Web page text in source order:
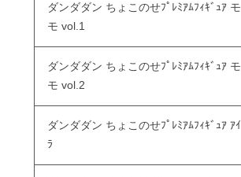
ダンダダン ちょこのせﾌﾟﾚﾐｱﾑﾌｨｷﾞｭｱ モ
モ vol.1
ダンダダン ちょこのせﾌﾟﾚﾐｱﾑﾌｨｷﾞｭｱ モ
モ vol.2
ダンダダン ちょこのせﾌﾟﾚﾐｱﾑﾌｨｷﾞｭｱ ｱｲ
ﾗ